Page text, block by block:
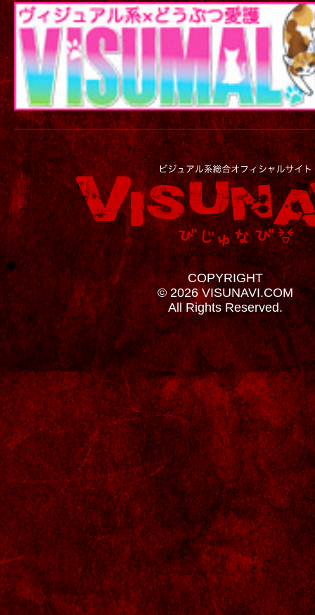
COPYRIGHT
© 2026 VISUNAVI.COM
All Rights Reserved.